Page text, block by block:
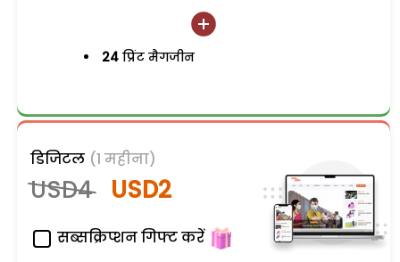
24 प्रिंट मैगजीन
डिजिटल (1 महीना)
USD4 USD2
सब्सक्रिप्शन गिफ्ट करें